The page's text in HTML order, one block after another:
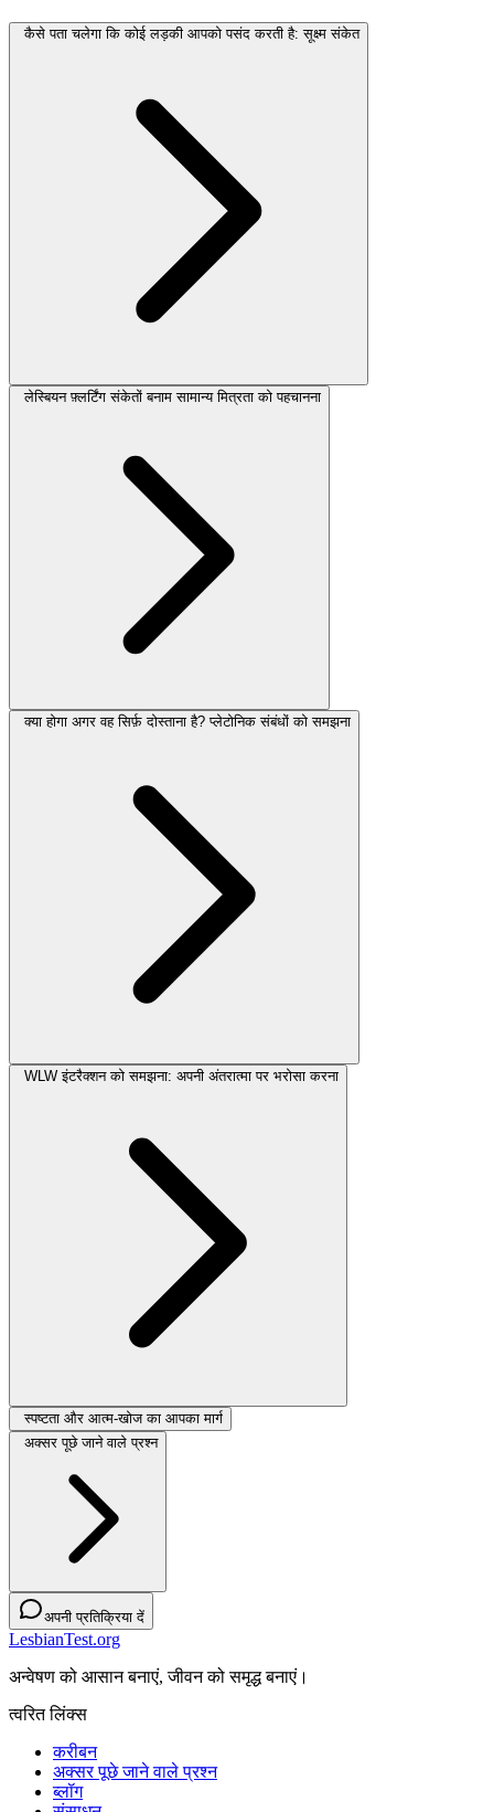
कैसे पता चलेगा कि कोई लड़की आपको पसंद करती है: सूक्ष्म संकेत
लेस्बियन फ़्लर्टिंग संकेतों बनाम सामान्य मित्रता को पहचानना
क्या होगा अगर वह सिर्फ़ दोस्ताना है? प्लेटोनिक संबंधों को समझना
WLW इंटरैक्शन को समझना: अपनी अंतरात्मा पर भरोसा करना
स्पष्टता और आत्म-खोज का आपका मार्ग
अक्सर पूछे जाने वाले प्रश्न
अपनी प्रतिक्रिया दें
LesbianTest.org
अन्वेषण को आसान बनाएं, जीवन को समृद्ध बनाएं।
त्वरित लिंक्स
करीबन
अक्सर पूछे जाने वाले प्रश्न
ब्लॉग